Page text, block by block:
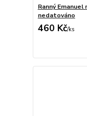
Ranný
nedatováno
460 Kč/ks